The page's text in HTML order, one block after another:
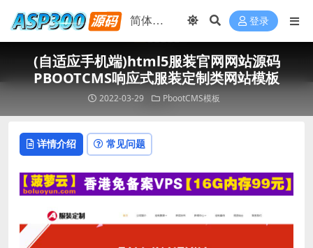
登录
(自适应手机端)html5服装官网网站源码
PBOOTCMS响应式服装定制类网站模板
2022-03-29 PbootCMS模板
详情介绍 常见问题